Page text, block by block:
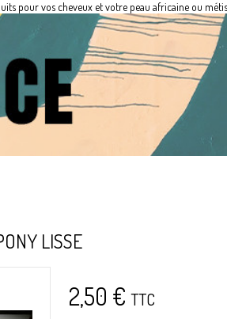
pour vos cheveux et votre peau africaine ou
LISSE
2,50 € TTC